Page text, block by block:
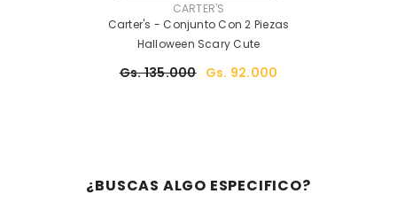
CARTER'S
Carter's - Conjunto Con 2 Piezas
Halloween Scary Cute
Gs. 135.000 Gs. 92.000
¿BUSCAS ALGO ESPECIFICO?